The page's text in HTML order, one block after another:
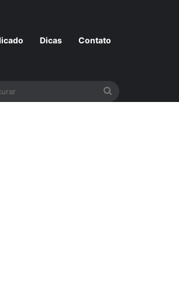
Dicas Contato